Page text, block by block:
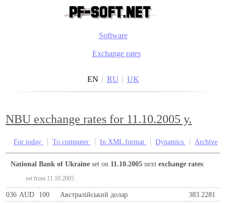
Software
Exchange rates
EN RU UK
NBU exchange rates for 11.10.2005 y.
For today To computer In XML format Dynamics Archive
National Bank of Ukraine set on 11.10.2005 nextexchange rates:
set from 11.10.2005
036 AUD 100 Австралійський долар
383.2281